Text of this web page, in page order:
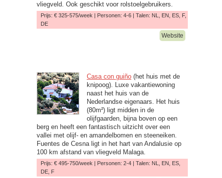
vliegveld. Ook geschikt voor rolstoelgebruikers.
Prijs: € 325-575/week | Personen: 4-6 | Talen: NL, EN, ES, F,
DE
Website
Casa con guiño (het huis met de
knipoog). Luxe vakantiewoning
naast het huis van de
Nederlandse eigenaars. Het huis
(80m²) ligt midden in de
olijfgaarden, bijna boven op een
berg en heeft een fantastisch uitzicht over een
vallei met olijf- en amandelbomen en steeneiken.
Fuentes de Cesna ligt in het hart van Andalusie op
100 km afstand van vliegveld Malaga.
Prijs: € 495-750/week | Personen: 2-4 | Talen: NL, EN, ES,
DE, F